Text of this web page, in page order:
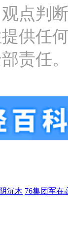
点判
供任
责任。
沉木 76集团军在